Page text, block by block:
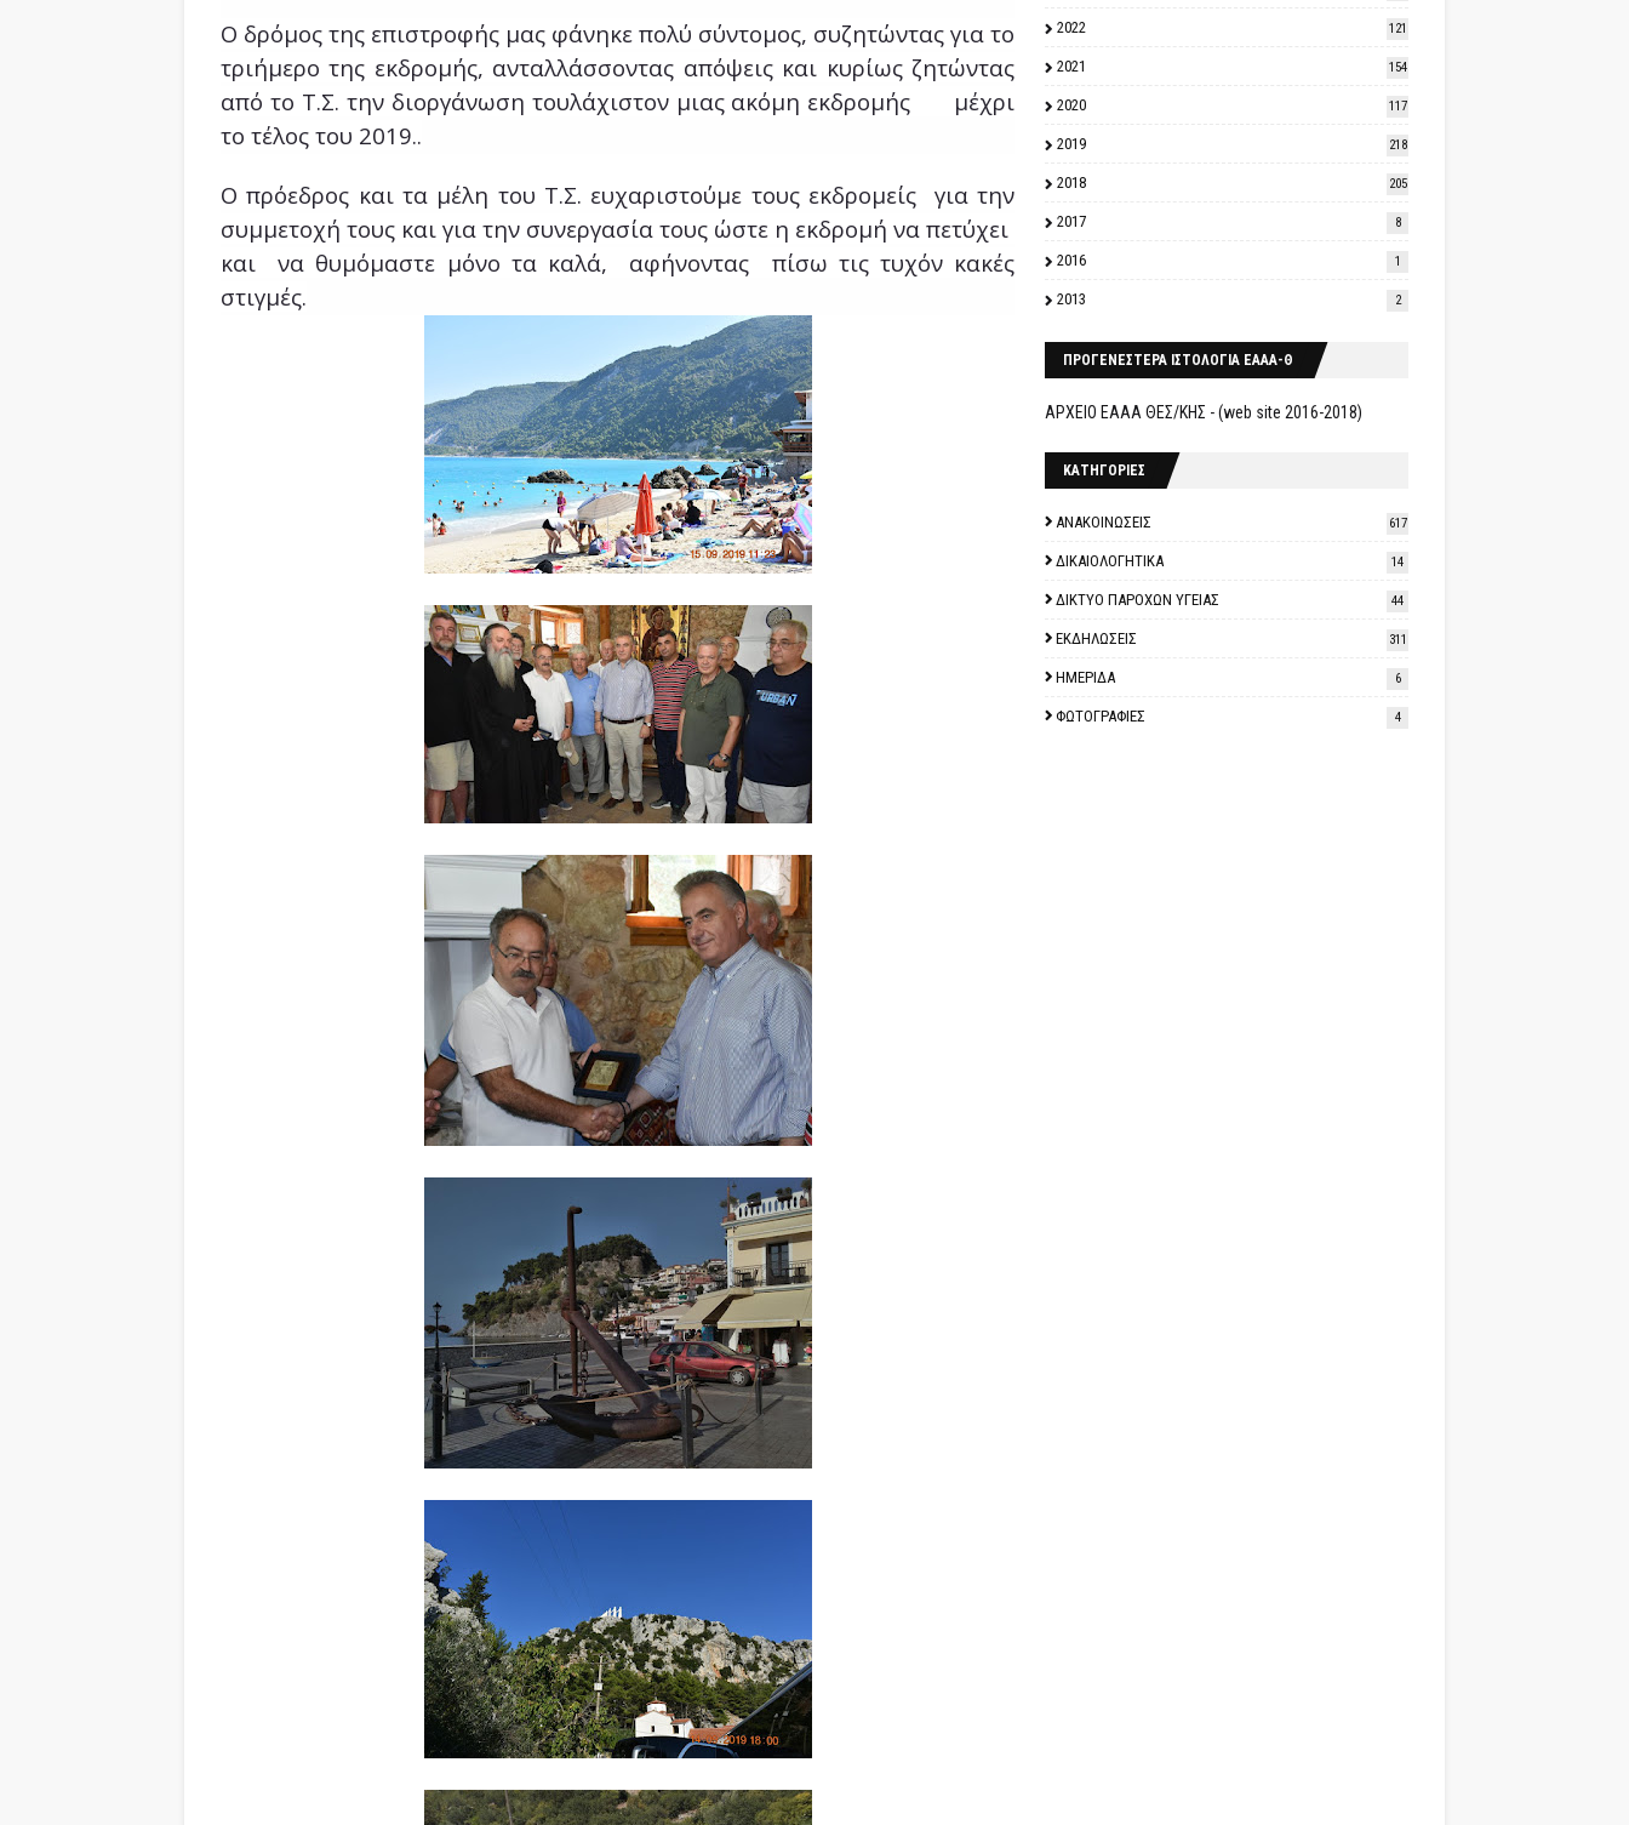
Ο δρόμος της επιστροφής μας φάνηκε πολύ σύντομος, συζητώντας για το
τριήμερο της εκδρομής, ανταλλάσσοντας απόψεις και κυρίως ζητώντας
από το Τ.Σ. την διοργάνωση τουλάχιστον μιας ακόμη εκδρομής μέχρι
το τέλος του 2019..
Ο πρόεδρος και τα μέλη του Τ.Σ. ευχαριστούμε τους εκδρομείς για την
συμμετοχή τους και για την συνεργασία τους ώστε η εκδρομή να πετύχει
και να θυμόμαστε μόνο τα καλά, αφήνοντας πίσω τις τυχόν κακές
στιγμές.
2022 121
2021 154
2020 117
2019 218
2018 205
2017 8
2016 1
2013 2
ΠΡΟΓΕΝΕΣΤΕΡΑ ΙΣΤΟΛΟΓΙΑ ΕΑΑΑ-Θ
ΑΡΧΕΙΟ ΕΑΑΑ ΘΕΣ/ΚΗΣ - (web site 2016-2018)
ΚΑΤΗΓΟΡΙΕΣ
ΑΝΑΚΟΙΝΩΣΕΙΣ 617
ΔΙΚΑΙΟΛΟΓΗΤΙΚΑ 14
ΔΙΚΤΥΟ ΠΑΡΟΧΩΝ ΥΓΕΙΑΣ 44
ΕΚΔΗΛΩΣΕΙΣ 311
ΗΜΕΡΙΔΑ 6
ΦΩΤΟΓΡΑΦΙΕΣ 4